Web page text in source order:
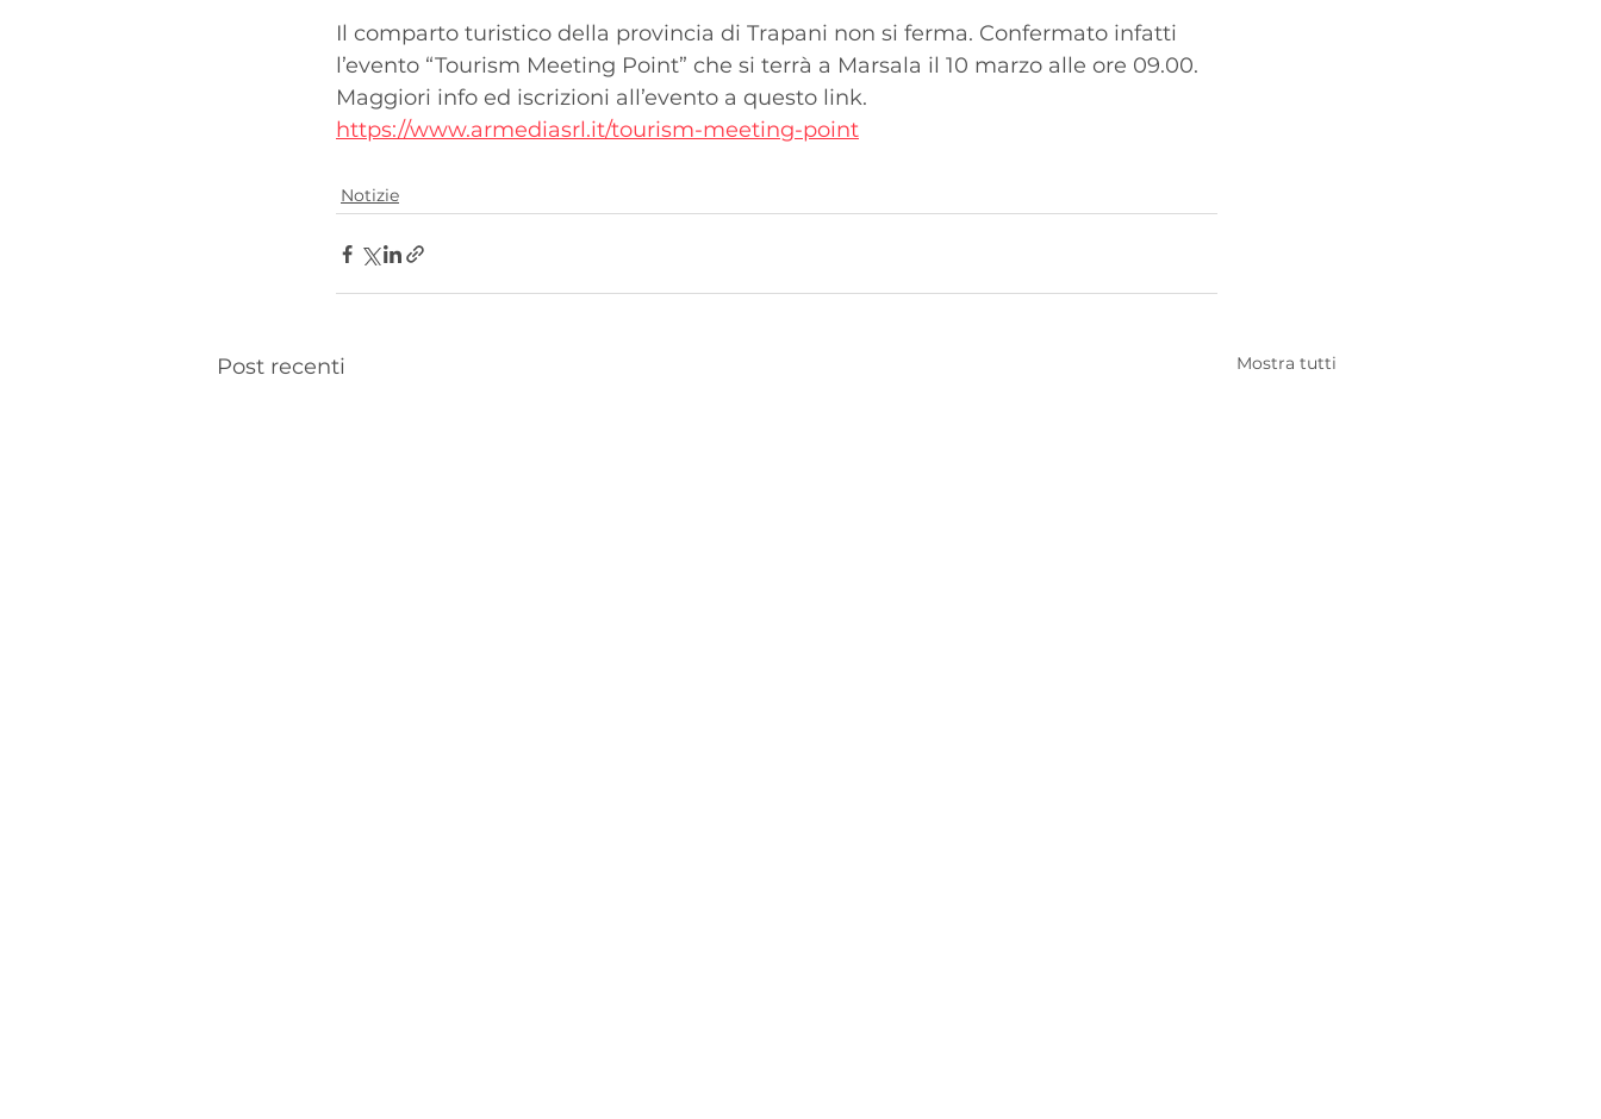
Il comparto turistico della provincia di Trapani non si ferma. Confermato infatti
l’evento “Tourism Meeting Point” che si terrà a Marsala il 10 marzo alle ore 09.00.
Maggiori info ed iscrizioni all’evento a questo link.
https://www.armediasrl.it/tourism-meeting-point
Notizie
Post recenti Mostra tutti